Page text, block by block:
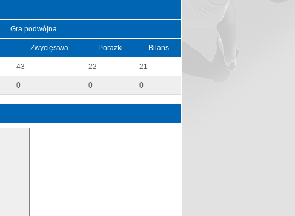
Gra podwójna
Zwycięstwa Porażki Bilans
43 22 21
0 0 0